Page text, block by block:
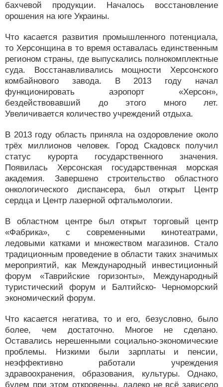
бахчевой продукции. Началось восстановление
орошения на юге Украины.
Что касается развития промышленного потенциала,
то Херсонщина в то время оставалась единственным
регионом страны, где выпускались полнокомплектные
суда. Восстанавливались мощности Херсонского
комбайнового завода. В 2013 году начал
функционировать аэропорт «Херсон»,
бездействовавший до этого много лет.
Увеличивается количество учреждений отдыха.
В 2013 году область приняла на оздоровление около
трёх миллионов человек. Город Скадовск получил
статус курорта государственного значения.
Появилась Херсонская государственная морская
академия. Завершено строительство областного
онкологического диспансера, был открыт Центр
сердца и Центр лазерной офтальмологии.
В областном центре был открыт торговый центр
«Фабрика», с современными кинотеатрами,
ледовыми катками и множеством магазинов. Стало
традиционным проведение в области таких значимых
мероприятий, как Международный инвестиционный
форум «Таврийские горизонты», Международный
туристический форум и Балтийско- Черноморский
экономический форум.
Что касается негатива, то и его, безусловно, было
более, чем достаточно. Многое не сделано.
Оставались нерешенными социально-экономические
проблемы. Низкими были зарплаты и пенсии,
неэффективно работали учреждения
здравоохранения, образования, культуры. Однако,
будем при этом откровенны, далеко не всё зависело